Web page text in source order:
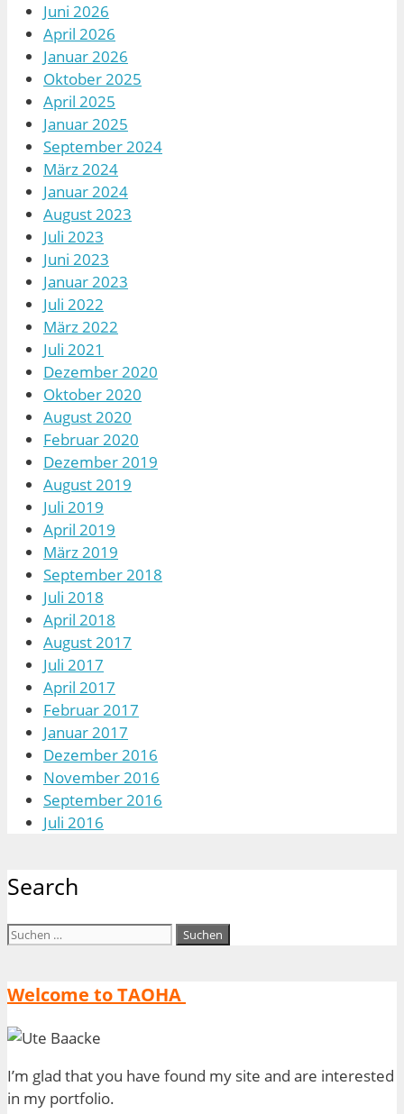
Juni 2026
April 2026
Januar 2026
Oktober 2025
April 2025
Januar 2025
September 2024
März 2024
Januar 2024
August 2023
Juli 2023
Juni 2023
Januar 2023
Juli 2022
März 2022
Juli 2021
Dezember 2020
Oktober 2020
August 2020
Februar 2020
Dezember 2019
August 2019
Juli 2019
April 2019
März 2019
September 2018
Juli 2018
April 2018
August 2017
Juli 2017
April 2017
Februar 2017
Januar 2017
Dezember 2016
November 2016
September 2016
Juli 2016
Search
Suchen
Welcome to TAOHA
I’m glad that you have found my site and are interested
in my portfolio.